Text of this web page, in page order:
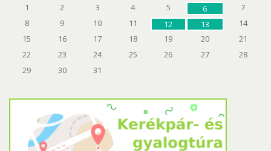
1
2 3 4 5 6
7
8
9 10 11 12 13
14
15
16 17 18 19 20
21
22
23 24 25 26 27
28
29
30 31